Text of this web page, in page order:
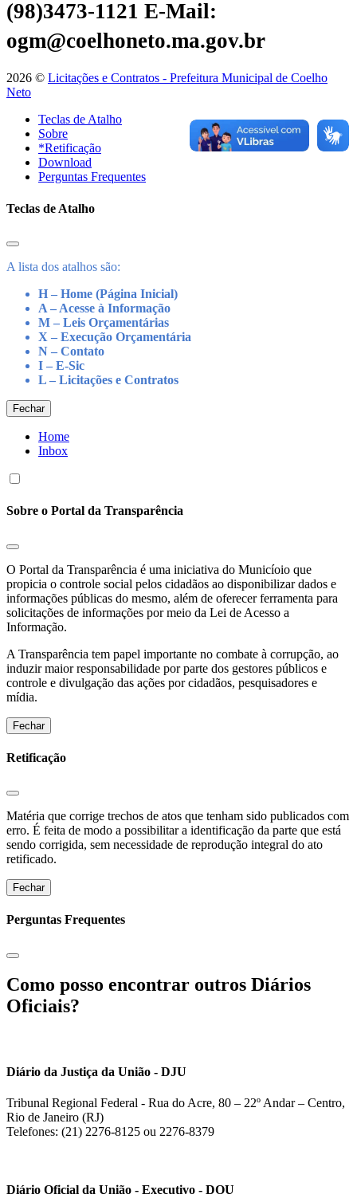
(98)3473-1121 E-Mail:
ogm@coelhoneto.ma.gov.br
2026 © Licitações e Contratos - Prefeitura Municipal de Coelho
Neto
Teclas de Atalho
Sobre
*Retificação
Download
Perguntas Frequentes
Teclas de Atalho
A lista dos atalhos são:
H – Home (Página Inicial)
A – Acesse à Informação
M – Leis Orçamentárias
X – Execução Orçamentária
N – Contato
I – E-Sic
L – Licitações e Contratos
Fechar
Home
Inbox
Sobre o Portal da Transparência
O Portal da Transparência é uma iniciativa do Municíoio que
propicia o controle social pelos cidadãos ao disponibilizar dados e
informações públicas do mesmo, além de oferecer ferramenta para
solicitações de informações por meio da Lei de Acesso a
Informação.
A Transparência tem papel importante no combate à corrupção, ao
induzir maior responsabilidade por parte dos gestores públicos e
controle e divulgação das ações por cidadãos, pesquisadores e
mídia.
Fechar
Retificação
Matéria que corrige trechos de atos que tenham sido publicados com
erro. É feita de modo a possibilitar a identificação da parte que está
sendo corrigida, sem necessidade de reprodução integral do ato
retificado.
Fechar
Perguntas Frequentes
Como posso encontrar outros Diários
Oficiais?
Diário da Justiça da União - DJU
Tribunal Regional Federal - Rua do Acre, 80 – 22º Andar – Centro,
Rio de Janeiro (RJ)
Telefones: (21) 2276-8125 ou 2276-8379
Diário Oficial da União - Executivo - DOU